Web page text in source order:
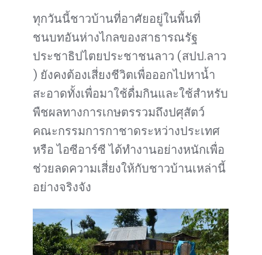
ทุกวันนี้ชาวบ้านที่อาศัยอยู่ในพื้นที่
ชนบทอันห่างไกลของสาธารณรัฐ
ประชาธิปไตยประชาชนลาว (สปป.ลาว
) ยังคงต้องเสี่ยงชีวิตเพื่อออกไปหาน้ำ
สะอาดทั้งเพื่อมาใช้ดื่มกินและใช้สำหรับ
พืชผลทางการเกษตรรวมถึงปศุสัตว์
คณะกรรมการกาชาดระหว่างประเทศ
หรือ ไอซีอาร์ซี ได้ทำงานอย่างหนักเพื่อ
ช่วยลดความเสี่ยงให้กับชาวบ้านเหล่านี้
อย่างจริงจัง